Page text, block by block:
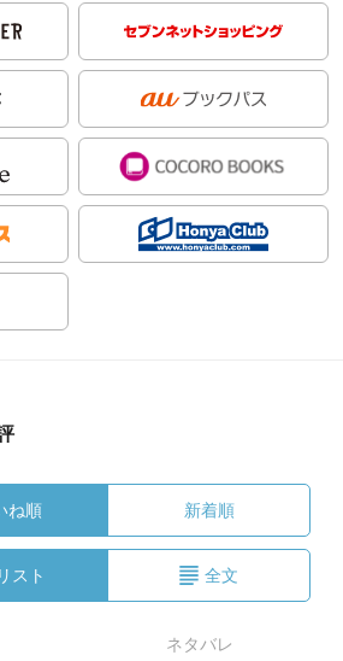
ね順 新着順
リスト 全文
ネタバレ